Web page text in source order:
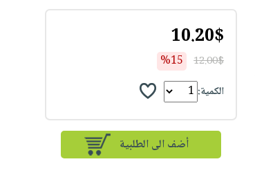
10.20$
12.00$
%15
الكمية:
أضف الى الطلبية